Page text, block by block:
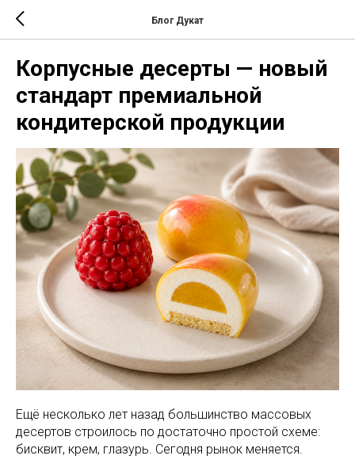
Блог Дукат
Корпусные десерты — новый
стандарт премиальной
кондитерской продукции
Ещё несколько лет назад большинство массовых
десертов строилось по достаточно простой схеме:
бисквит, крем, глазурь. Сегодня рынок меняется.